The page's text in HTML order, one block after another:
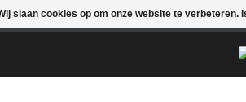
slaan cookies op om onze website te verbeteren.